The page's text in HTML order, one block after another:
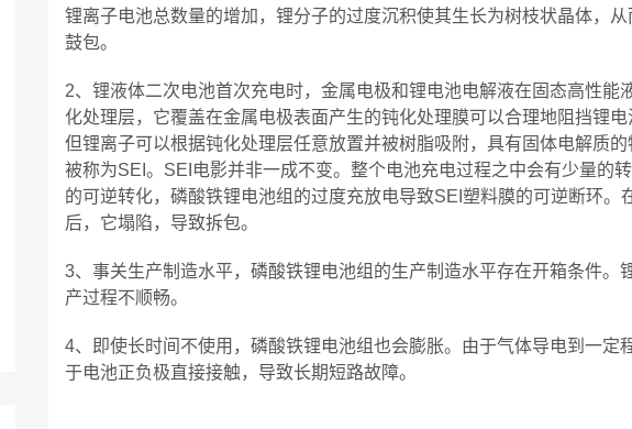
锂离子电池总数量的增加，锂分子的过度沉积使其生长为树枝状晶体，
鼓包。
2、锂液体二次电池首次充电时，金属电极和锂电池电解液在固态高性能
化处理层，它覆盖在金属电极表面产生的钝化处理膜可以合理地阻挡锂电
但锂离子可以根据钝化处理层任意放置并被树脂吸附，具有固体电解质
被称为SEI。SEI电影并非一成不变。整个电池充电过程之中会有少量的
的可逆转化，磷酸铁锂电池组的过度充放电导致SEI塑料膜的可逆断环。
后，它塌陷，导致拆包。
3、事关生产制造水平，磷酸铁锂电池组的生产制造水平存在开箱条件。
产过程不顺畅。
4、即使长时间不使用，磷酸铁锂电池组也会膨胀。由于气体导电到一定
于电池正负极直接接触，导致长期短路故障。